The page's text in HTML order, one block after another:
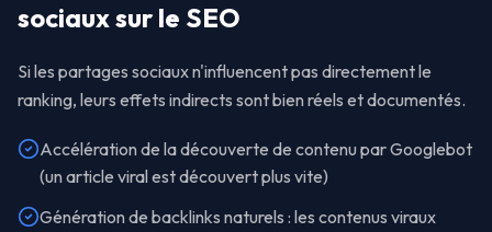
sociaux sur le SEO
Si les partages sociaux n'influencent pas directement le
ranking, leurs effets indirects sont bien réels et documentés.
Accélération de la découverte de contenu par Googlebot
(un article viral est découvert plus vite)
Génération de backlinks naturels : les contenus viraux